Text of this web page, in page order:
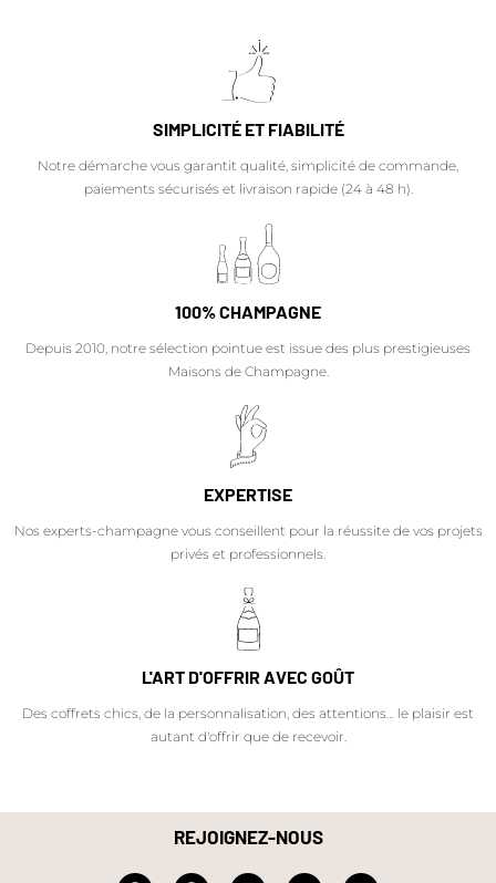
SIMPLICITÉ ET FIABILITÉ
Notre démarche vous garantit qualité, simplicité de commande,
paiements sécurisés et livraison rapide (24 à 48 h).
100% CHAMPAGNE
Depuis 2010, notre sélection pointue est issue des plus prestigieuses
Maisons de Champagne.
EXPERTISE
Nos experts-champagne vous conseillent pour la réussite de vos projets
privés et professionnels.
L'ART D'OFFRIR AVEC GOÛT
Des coffrets chics, de la personnalisation, des attentions… le plaisir est
autant d'offrir que de recevoir.
REJOIGNEZ-NOUS